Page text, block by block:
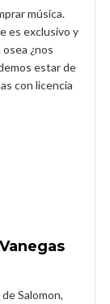
música.
es exclusivo y
¿nos
estar de
con licencia
Salomon,